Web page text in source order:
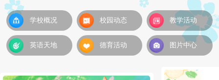
学校概况 校园动态 教学活动
英语天地 德育活动 图片中心